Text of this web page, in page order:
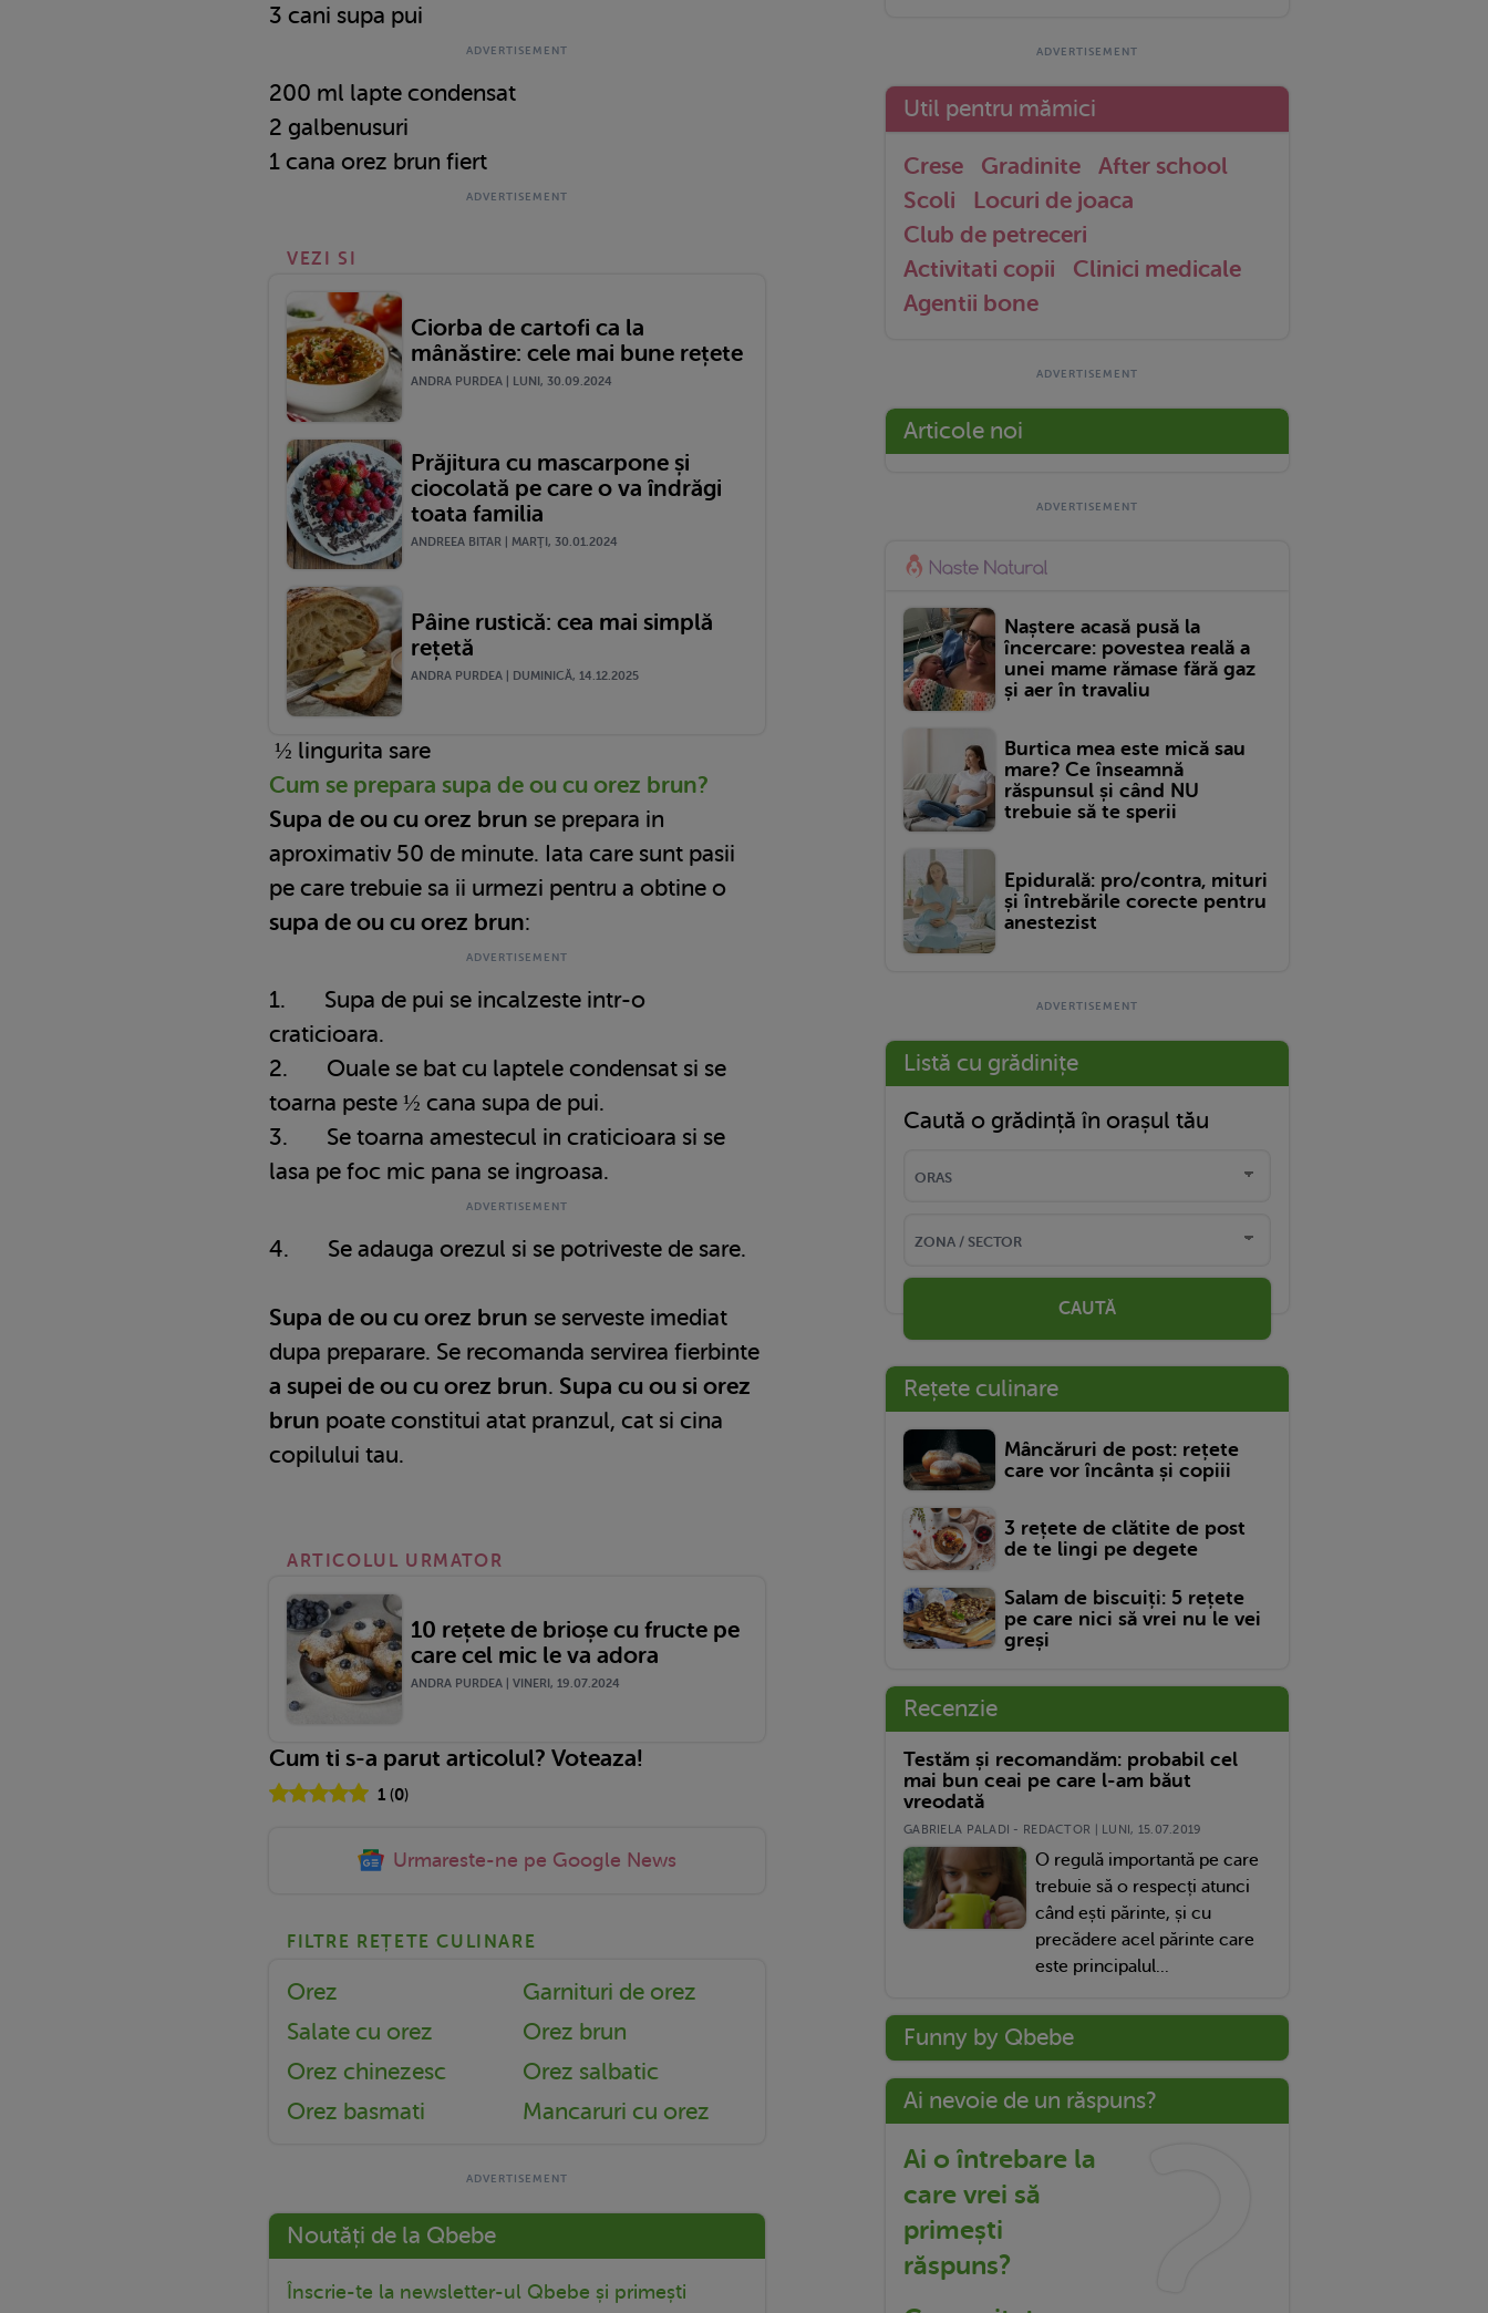
3 cani supa pui
200 ml lapte condensat
2 galbenusuri
1 cana orez brun fiert
VEZI SI
Ciorba de cartofi ca la
mânăstire: cele mai bune rețete
ANDRA PURDEA | LUNI, 30.09.2024
Prăjitura cu mascarpone și
ciocolată pe care o va îndrăgi
toata familia
ANDREEA BITAR | MARŢI, 30.01.2024
Pâine rustică: cea mai simplă
rețetă
ANDRA PURDEA | DUMINICĂ, 14.12.2025
½ lingurita sare
Cum se prepara supa de ou cu orez brun?
Supa de ou cu orez brun se prepara in
aproximativ 50 de minute. Iata care sunt pasii
pe care trebuie sa ii urmezi pentru a obtine o
supa de ou cu orez brun:
1. Supa de pui se incalzeste intr-o
craticioara.
2. Ouale se bat cu laptele condensat si se
toarna peste ½ cana supa de pui.
3. Se toarna amestecul in craticioara si se
lasa pe foc mic pana se ingroasa.
4. Se adauga orezul si se potriveste de sare.
Supa de ou cu orez brun se serveste imediat
dupa preparare. Se recomanda servirea fierbinte
a supei de ou cu orez brun. Supa cu ou si orez
brun poate constitui atat pranzul, cat si cina
copilului tau.
ARTICOLUL URMATOR
10 rețete de brioșe cu fructe pe
care cel mic le va adora
ANDRA PURDEA | VINERI, 19.07.2024
Cum ti s-a parut articolul? Voteaza!
1(0)
Urmareste-ne pe Google News
FILTRE REȚETE CULINARE
Orez
Garnituri de orez
Salate cu orez
Orez brun
Orez chinezesc
Orez salbatic
Orez basmati
Mancaruri cu orez
Noutăți de la Qbebe
Înscrie-te la newsletter-ul Qbebe și primești
Util pentru mămici
Crese Gradinite
After school
Scoli
Locuri de joaca
Club de petreceri
Activitati copii
Clinici medicale
Agentii bone
Articole noi
Naștere acasă pusă la
încercare: povestea reală a
unei mame rămase fără gaz
și aer în travaliu
Burtica mea este mică sau
mare? Ce înseamnă
răspunsul și când NU
trebuie să te sperii
Epidurală: pro/contra, mituri
și întrebările corecte pentru
anestezist
Listă cu grădinițe
Caută o grădință în orașul tău
CAUTĂ
Rețete culinare
Mâncăruri de post: rețete
care vor încânta și copiii
3 rețete de clătite de post
de te lingi pe degete
Salam de biscuiți: 5 rețete
pe care nici să vrei nu le vei
greși
Recenzie
Testăm și recomandăm: probabil cel
mai bun ceai pe care l-am băut
vreodată
GABRIELA PALADI - REDACTOR | LUNI, 15.07.2019
O regulă importantă pe care
trebuie să o respecți atunci
când ești părinte, și cu
precădere acel părinte care
este principalul...
Funny by Qbebe
Ai nevoie de un răspuns?
Ai o întrebare la
care vrei să
primești
răspuns?